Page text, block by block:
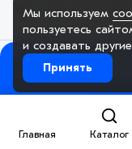
Главная Каталог
© 2005-2025. ООО
demo.dstglobal.ru
чтобы помочь вам в
пользовательский
продуктов и услуг,
маркетинговых
Мы используем
пользуетесь
и создавать
Принять